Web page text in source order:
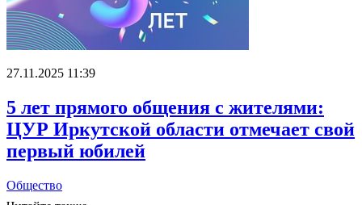
27.11.2025 11:39
5 лет прямого общения с жителями:
ЦУР Иркутской области отмечает свой
первый юбилей
Общество